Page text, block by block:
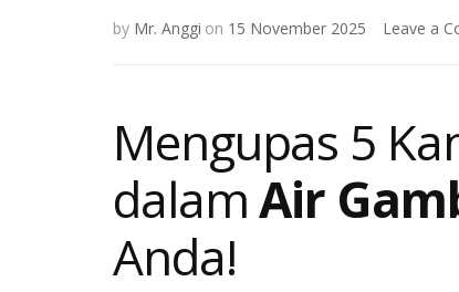
by Mr. Anggi on 15 November 2025 Leave a
Mengupas 5
dalamAir
Anda!